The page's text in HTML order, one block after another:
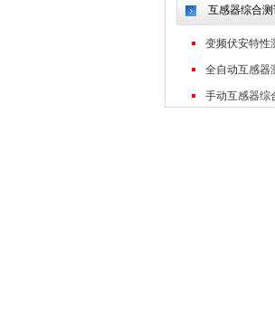
互感器综合测
变频伏安特性
全自动互感器
手动互感器综